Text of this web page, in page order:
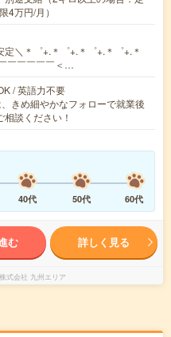
4万円/月）
＼＊゜+.＊゜+.＊゜+.＊゜+.＊
￣￣￣￣￣＜…
/ 英語力不要
きめ細やかなフォローで就業後
談ください！
40代 50代 60代
む 詳しく見る
式会社 九州エリア